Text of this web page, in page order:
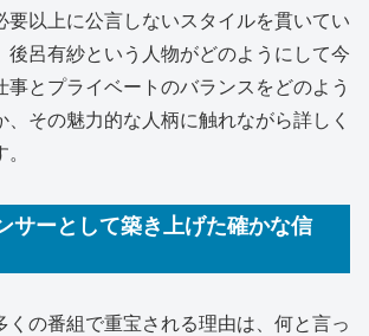
要以上に公言しないスタイルを貫いてい
後呂有紗という人物がどのようにして今
事とプライベートのバランスをどのよう
、その魅力的な人柄に触れながら詳しく
サーとして築き上げた確かな信
くの番組で重宝される理由は、何と言っ